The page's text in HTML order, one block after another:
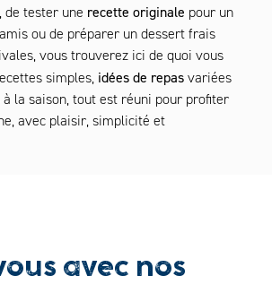
de tester une recette originale pour un
ou de préparer un dessert frais
vous trouverez ici de quoi vous
simples, idées de repas variées
la saison, tout est réuni pour profiter
avec plaisir, simplicité et
avec nos